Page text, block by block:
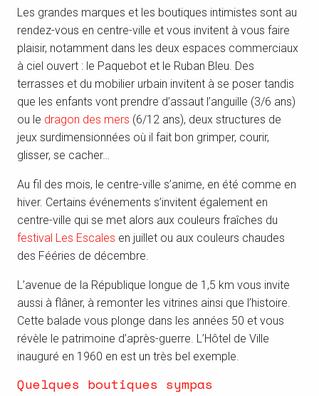
Les grandes marques et les boutiques intimistes sont au
rendez-vous en centre-ville et vous invitent à vous faire
plaisir, notamment dans les deux espaces commerciaux
à ciel ouvert : le Paquebot et le Ruban Bleu. Des
terrasses et du mobilier urbain invitent à se poser tandis
que les enfants vont prendre d’assaut l’anguille (3/6 ans)
ou le dragon des mers (6/12 ans), deux structures de
jeux surdimensionnées où il fait bon grimper, courir,
glisser, se cacher…
Au fil des mois, le centre-ville s’anime, en été comme en
hiver. Certains événements s’invitent également en
centre-ville qui se met alors aux couleurs fraîches du
festival Les Escales en juillet ou aux couleurs chaudes
des Fééries de décembre.
L’avenue de la République longue de 1,5 km vous invite
aussi à flâner, à remonter les vitrines ainsi que l’histoire.
Cette balade vous plonge dans les années 50 et vous
révèle le patrimoine d’après-guerre. L’Hôtel de Ville
inauguré en 1960 en est un très bel exemple.
Quelques boutiques sympas